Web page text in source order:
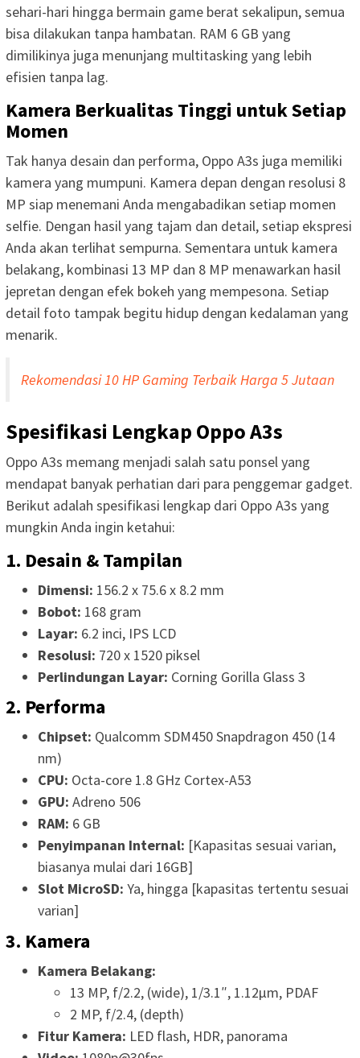
sehari-hari hingga bermain game berat sekalipun, semua
bisa dilakukan tanpa hambatan. RAM 6 GB yang
dimilikinya juga menunjang multitasking yang lebih
efisien tanpa lag.
Kamera Berkualitas Tinggi untuk Setiap
Momen
Tak hanya desain dan performa, Oppo A3s juga memiliki
kamera yang mumpuni. Kamera depan dengan resolusi 8
MP siap menemani Anda mengabadikan setiap momen
selfie. Dengan hasil yang tajam dan detail, setiap ekspresi
Anda akan terlihat sempurna. Sementara untuk kamera
belakang, kombinasi 13 MP dan 8 MP menawarkan hasil
jepretan dengan efek bokeh yang mempesona. Setiap
detail foto tampak begitu hidup dengan kedalaman yang
menarik.
Rekomendasi 10 HP Gaming Terbaik Harga 5 Jutaan
Spesifikasi Lengkap Oppo A3s
Oppo A3s memang menjadi salah satu ponsel yang
mendapat banyak perhatian dari para penggemar gadget.
Berikut adalah spesifikasi lengkap dari Oppo A3s yang
mungkin Anda ingin ketahui:
1. Desain & Tampilan
Dimensi: 156.2 x 75.6 x 8.2 mm
Bobot: 168 gram
Layar: 6.2 inci, IPS LCD
Resolusi: 720 x 1520 piksel
Perlindungan Layar: Corning Gorilla Glass 3
2. Performa
Chipset: Qualcomm SDM450 Snapdragon 450 (14
nm)
CPU: Octa-core 1.8 GHz Cortex-A53
GPU: Adreno 506
RAM: 6 GB
Penyimpanan Internal: [Kapasitas sesuai varian,
biasanya mulai dari 16GB]
Slot MicroSD: Ya, hingga [kapasitas tertentu sesuai
varian]
3. Kamera
Kamera Belakang:
13 MP, f/2.2, (wide), 1/3.1″, 1.12µm, PDAF
2 MP, f/2.4, (depth)
Fitur Kamera: LED flash, HDR, panorama